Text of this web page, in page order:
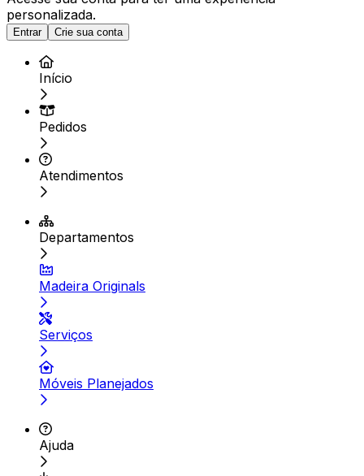
personalizada.
Entrar Crie sua conta
Início
Pedidos
Atendimentos
Departamentos
Madeira Originals
Serviços
Móveis Planejados
Ajuda